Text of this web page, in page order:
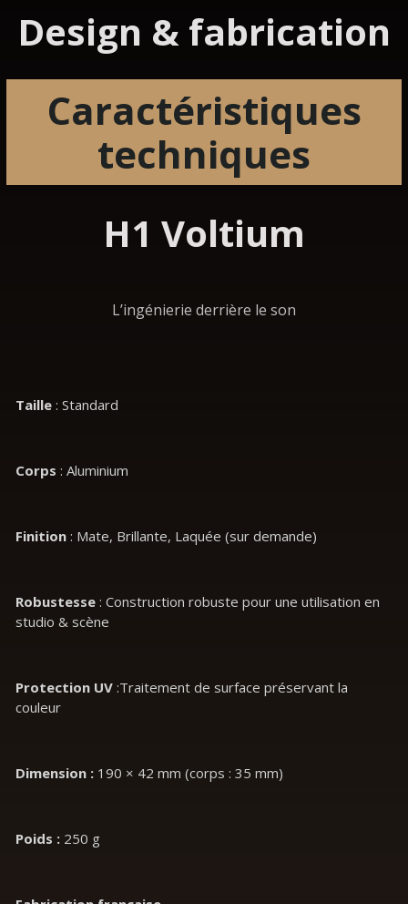
Design & fabrication
Caractéristiques
techniques
H1 Voltium
L’ingénierie derrière le son
Taille : Standard
Corps : Aluminium
Finition : Mate, Brillante, Laquée (sur demande)
Robustesse : Construction robuste pour une utilisation en
studio & scène
Protection UV :Traitement de surface préservant la
couleur
Dimension : 190 × 42 mm (corps : 35 mm)
Poids : 250 g